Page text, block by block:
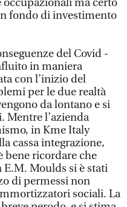
ma certo
fondo di investimento
del Covid -
in maniera
con l’inizio del
per le due realtà
da lontano e si
Mentre l’azienda
in Kme Italy
cassa integrazione,
bene ricordare che
Moulds si è stati
di permessi non
sociali. La